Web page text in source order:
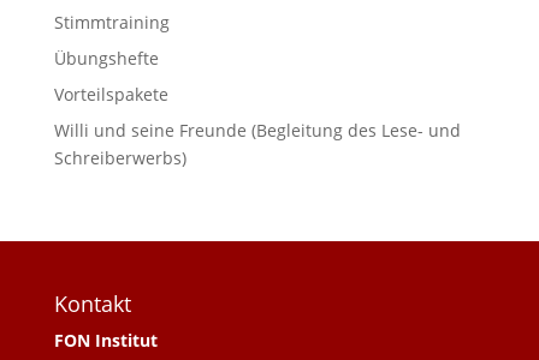
Stimmtraining
Übungshefte
Vorteilspakete
Willi und seine Freunde (Begleitung des Lese- und
Schreiberwerbs)
Kontakt
FON Institut